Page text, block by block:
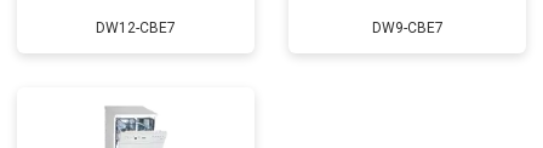
системой Аквастоп
Диагностика
DW12-CBE7 DW9-CBE7